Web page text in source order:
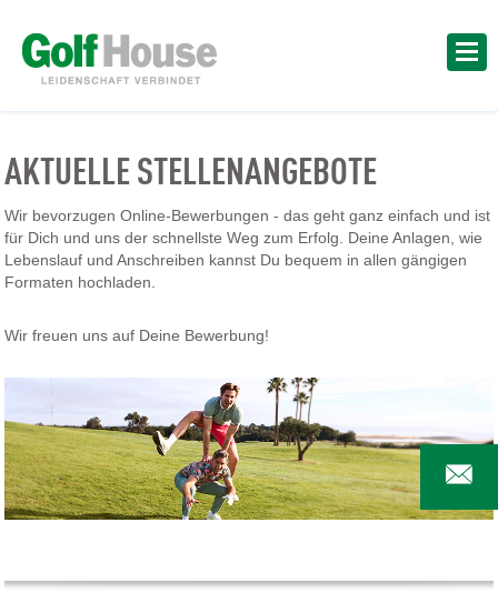
AKTUELLE STELLENANGEBOTE
Wir bevorzugen Online-Bewerbungen - das geht ganz einfach und ist
für Dich und uns der schnellste Weg zum Erfolg. Deine Anlagen, wie
Lebenslauf und Anschreiben kannst Du bequem in allen gängigen
Formaten hochladen.
Wir freuen uns auf Deine Bewerbung!